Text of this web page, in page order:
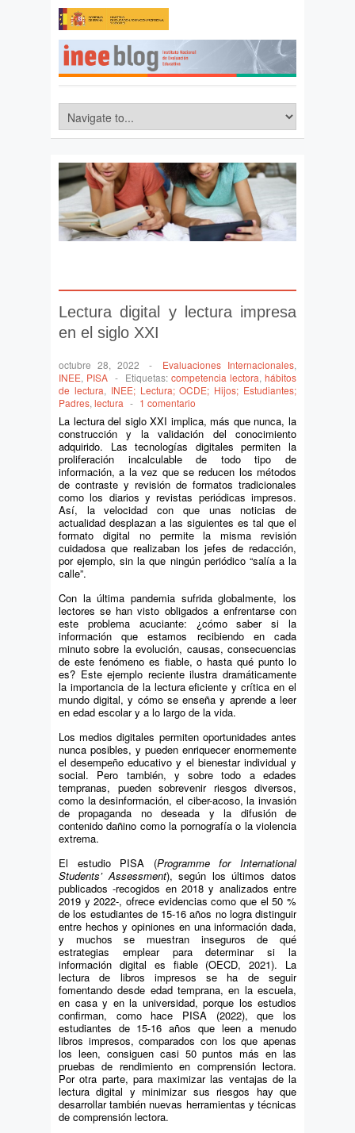
Lectura digital y lectura impresa
en el siglo XXI
octubre 28, 2022 - Evaluaciones Internacionales,
INEE, PISA - Etiquetas: competencia lectora, hábitos
de lectura, INEE; Lectura; OCDE; Hijos; Estudiantes;
Padres, lectura - 1 comentario
La lectura del siglo XXI implica, más que nunca, la
construcción y la validación del conocimiento
adquirido. Las tecnologías digitales permiten la
proliferación incalculable de todo tipo de
información, a la vez que se reducen los métodos
de contraste y revisión de formatos tradicionales
como los diarios y revistas periódicas impresos.
Así, la velocidad con que unas noticias de
actualidad desplazan a las siguientes es tal que el
formato digital no permite la misma revisión
cuidadosa que realizaban los jefes de redacción,
por ejemplo, sin la que ningún periódico “salía a la
calle”.
Con la última pandemia sufrida globalmente, los
lectores se han visto obligados a enfrentarse con
este problema acuciante: ¿cómo saber si la
información que estamos recibiendo en cada
minuto sobre la evolución, causas, consecuencias
de este fenómeno es fiable, o hasta qué punto lo
es? Este ejemplo reciente ilustra dramáticamente
la importancia de la lectura eficiente y crítica en el
mundo digital, y cómo se enseña y aprende a leer
en edad escolar y a lo largo de la vida.
Los medios digitales permiten oportunidades antes
nunca posibles, y pueden enriquecer enormemente
el desempeño educativo y el bienestar individual y
social. Pero también, y sobre todo a edades
tempranas, pueden sobrevenir riesgos diversos,
como la desinformación, el ciber-acoso, la invasión
de propaganda no deseada y la difusión de
contenido dañino como la pornografía o la violencia
extrema.
El estudio PISA (Programme for International
Students’ Assessment), según los últimos datos
publicados -recogidos en 2018 y analizados entre
2019 y 2022-, ofrece evidencias como que el 50 %
de los estudiantes de 15-16 años no logra distinguir
entre hechos y opiniones en una información dada,
y muchos se muestran inseguros de qué
estrategias emplear para determinar si la
información digital es fiable (OECD, 2021). La
lectura de libros impresos se ha de seguir
fomentando desde edad temprana, en la escuela,
en casa y en la universidad, porque los estudios
confirman, como hace PISA (2022), que los
estudiantes de 15-16 años que leen a menudo
libros impresos, comparados con los que apenas
los leen, consiguen casi 50 puntos más en las
pruebas de rendimiento en comprensión lectora.
Por otra parte, para maximizar las ventajas de la
lectura digital y minimizar sus riesgos hay que
desarrollar también nuevas herramientas y técnicas
de comprensión lectora.